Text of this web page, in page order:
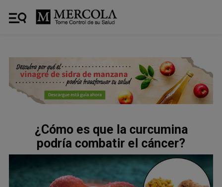
¿Cómo es que la curcumina
podría combatir el cáncer?